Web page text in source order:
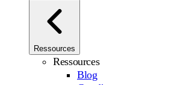
Ressources
Ressources
Blog